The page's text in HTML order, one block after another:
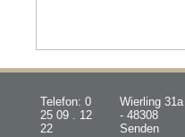
Telefon: 0
25 09 . 12
22
Wierling 31a
- 48308
Senden